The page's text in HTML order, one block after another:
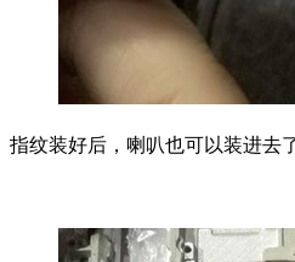
指纹装好后，喇叭也可以装进去